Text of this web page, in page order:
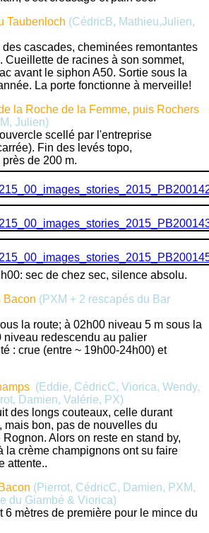
Taubenloch (CédricB, Mathieu,Julien,
cascades, cheminées remontantes
Cueillette de racines à son sommet,
avant le siphon A50. Sortie sous la
La porte fonctionne à merveille!
la Roche de la Femme, puis Rochers
Julien)
scellé par l'entreprise
Fin des levés topo,
de 200 m.
sec de chez sec, silence absolu.
Bacon (PXM + 2 rescapés du Bar
la route; à 02h00 niveau 5 m sous la
niveau redescendu au palier
: crue (entre ~ 19h00-24h00) et
(Eddie, CédricC, Viorica, Wendy,
Damien, Valérie, PX)
des longs couteaux, celle durant
mais bon, pas de nouvelles du
Alors on reste en stand by,
la crème champignons ont su faire
attente..
(Pierrot, CédricC, Damien, PXM,
du Giambé & Viorica)
6 mètres de première pour le mince du